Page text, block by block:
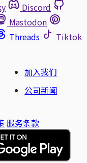
Discord
Mastodon
Threads
Tiktok
加入我们
公司新闻
服务条款